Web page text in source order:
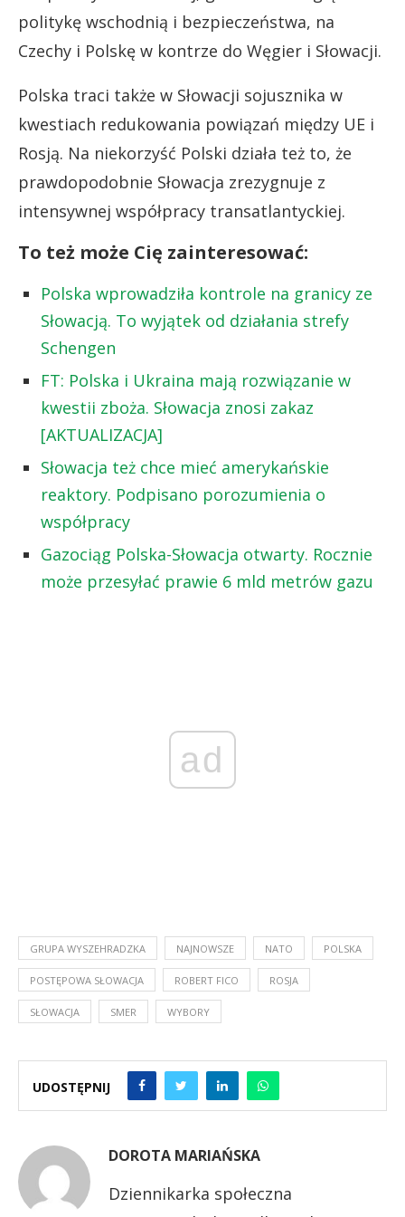
politykę wschodnią i bezpieczeństwa, na
Czechy i Polskę w kontrze do Węgier i Słowacji.
Polska traci także w Słowacji sojusznika w
kwestiach redukowania powiązań między UE i
Rosją. Na niekorzyść Polski działa też to, że
prawdopodobnie Słowacja zrezygnuje z
intensywnej współpracy transatlantyckiej.
To też może Cię zainteresować:
Polska wprowadziła kontrole na granicy ze
Słowacją. To wyjątek od działania strefy
Schengen
FT: Polska i Ukraina mają rozwiązanie w
kwestii zboża. Słowacja znosi zakaz
[AKTUALIZACJA]
Słowacja też chce mieć amerykańskie
reaktory. Podpisano porozumienia o
współpracy
Gazociąg Polska-Słowacja otwarty. Rocznie
może przesyłać prawie 6 mld metrów gazu
ad
GRUPA WYSZEHRADZKA NAJNOWSZE NATO POLSKA
POSTĘPOWA SŁOWACJA ROBERT FICO ROSJA
SŁOWACJA SMER WYBORY
UDOSTĘPNIJ
DOROTA MARIAŃSKA
Dziennikarka społeczna